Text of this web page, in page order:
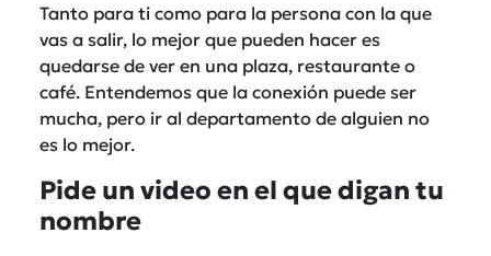
Tanto para ti como para la persona con la que
vas a salir, lo mejor que pueden hacer es
quedarse de ver en una plaza, restaurante o
café. Entendemos que la conexión puede ser
mucha, pero ir al departamento de alguien no
es lo mejor.
Pide un video en el que digan tu
nombre